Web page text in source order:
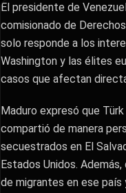
El presidente de
comisionado de
solo responde a los
Washington y las élites
casos que afectan
Maduro expresó que
compartió de manera
secuestrados en El
Estados Unidos.
de migrantes en ese